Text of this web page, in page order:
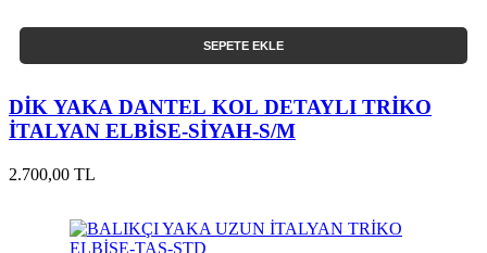
SEPETE EKLE
DİK YAKA DANTEL KOL DETAYLI TRİKO
İTALYAN ELBİSE-SİYAH-S/M
2.700,00 TL